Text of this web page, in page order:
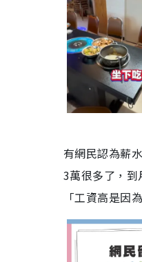
有網民認為薪
3萬很多了，
「工資高是因